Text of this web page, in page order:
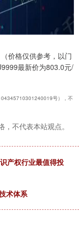
价格仅供参考，以门
最新价为803.0元/
号），不
不代表本站观点。
产权行业最值得投
术体系